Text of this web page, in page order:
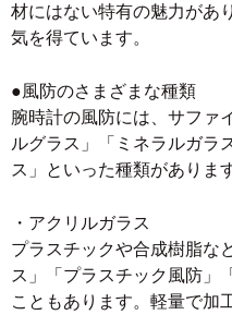
材にはない特有の魅力があ
気を得ています。
●風防のさまざまな種類
腕時計の風防には、サファ
ルグラス」「ミネラルガラ
ス」といった種類がありま
・アクリルガラス
プラスチックや合成樹脂な
ス」「プラスチック風防」
こともあります。軽量で加